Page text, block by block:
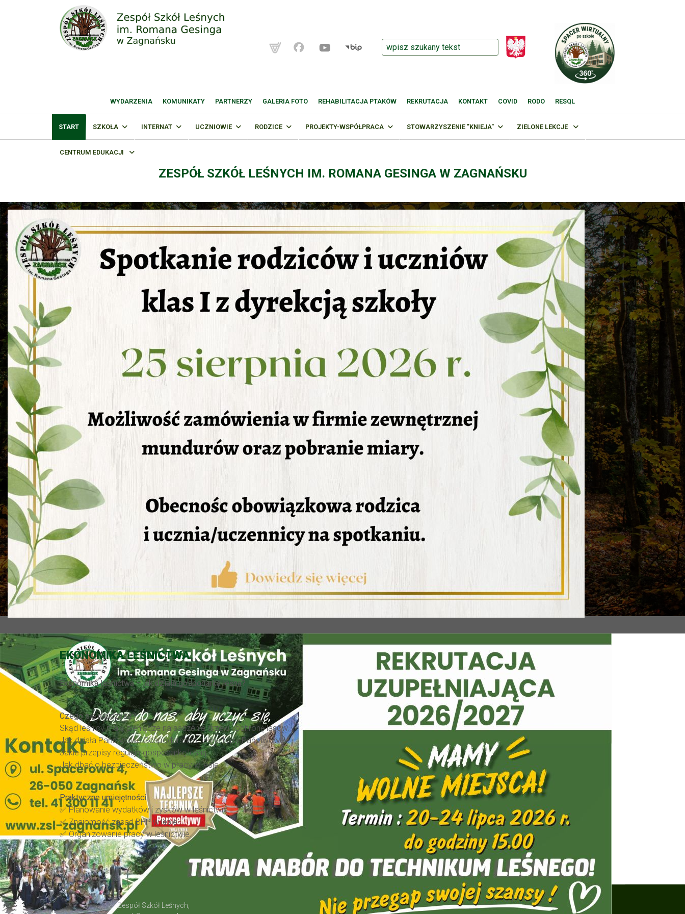
WYDARZENIA KOMUNIKATY PARTNERZY GALERIA FOTO REHABILITACJA PTAKÓW REKRUTACJA KONTAKT COVID RODO RESQL
START SZKOŁA INTERNAT UCZNIOWIE RODZICE PROJEKTY-WSPÓŁPRACA STOWARZYSZENIE "KNIEJA" ZIELONE LEKCJE
CENTRUM EDUKACJI
ZESPÓŁ SZKÓŁ LEŚNYCH IM. ROMANA GESINGA W ZAGNAŃSKU
EKONOMIKA LEŚNICTWA
Ekonomika leśnictwa – jak działa gospodarka leśna?
Czego się nauczysz?
Skąd leśnicy mają pieniądze na sadzenie drzew i ochronę lasów.
Jak działa Państwowe Gospodarstwo Leśne Lasy Państwowe.
Jakie przepisy regulują gospodarkę leśną.
Jak dbać o bezpieczeństwo w pracy w lesie.
Praktyczne umiejętności:
✅ Planowanie wydatków i zysków w leśnictwie.
✅ Znajomość zasad BHP w lesie.
✅ Organizowanie pracy w leśnictwie.
Zespół Szkół Leśnych,